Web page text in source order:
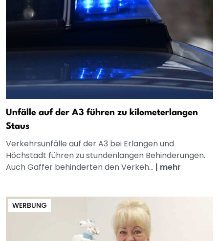
Unfälle auf der A3 führen zu kilometerlangen
Staus
Verkehrsunfälle auf der A3 bei Erlangen und
Höchstadt führen zu stundenlangen Behinderungen.
Auch Gaffer behinderten den Verkeh... | mehr
WERBUNG